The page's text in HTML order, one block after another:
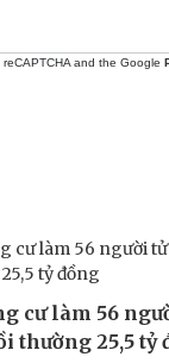
and the Google
cư làm 56
thường 25,5 tỷ